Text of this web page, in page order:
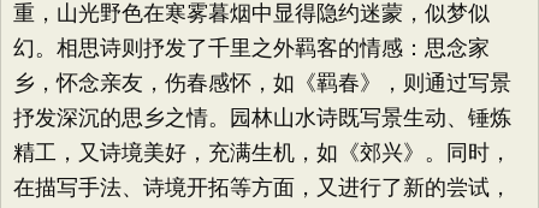
重，山光野色在寒雾暮烟中显得隐约迷蒙，似梦似
幻。相思诗则抒发了千里之外羁客的情感：思念家
乡，怀念亲友，伤春感怀，如《羁春》，则通过写景
抒发深沉的思乡之情。园林山水诗既写景生动、锤炼
精工，又诗境美好，充满生机，如《郊兴》。同时，
在描写手法、诗境开拓等方面，又进行了新的尝试，